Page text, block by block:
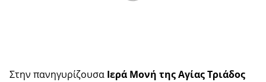
Στην πανηγυρίζουσα Ιερά Μονή της Αγίας Τριάδος